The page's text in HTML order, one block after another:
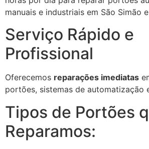
manuais e industriais em São Simão
Serviço Rápido e
Profissional
Oferecemos reparações imediatas
portões, sistemas de automatização
Tipos de Portões
Reparamos: